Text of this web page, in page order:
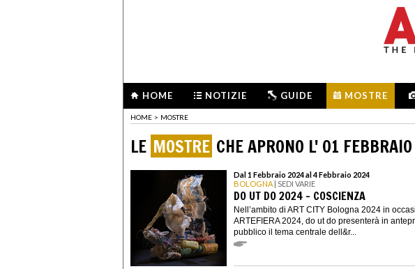
HOME NOTIZIE GUIDE MOSTRE
HOME > MOSTRE
LE MOSTRE CHE APRONO L' 01
Dal 1 Febbraio 2024 al 4 Febbraio 2024
BOLOGNA | SEDI VARIE
DO UT DO 2024 - COSCIENZA
Nell’ambito di ART CITY Bologna 2024 in
ARTEFIERA 2024, do ut do presenterà in
pubblico il tema centrale dell&r...